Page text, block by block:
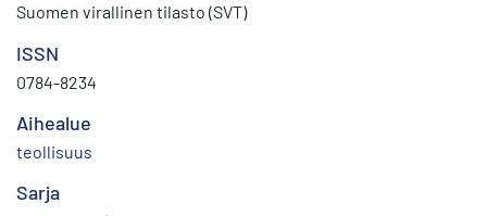
Suomen virallinen tilasto (SVT)
ISSN
0784-8234
Aihealue
teollisuus
Sarja